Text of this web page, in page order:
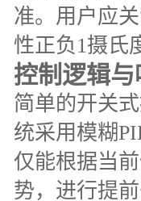
准。用户应
性正负1摄氏
控制逻辑
简单的开关
统采用模糊
仅能根据当
势，进行提